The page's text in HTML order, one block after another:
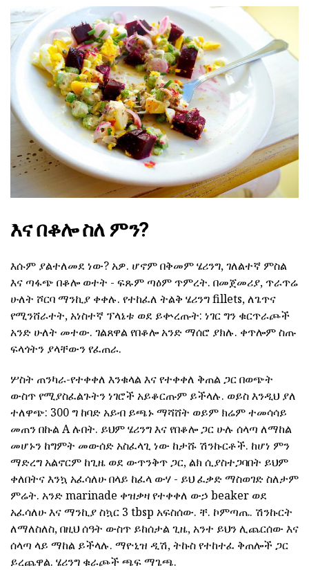
እና በቆሎ ስለ ምን?
እሱም ያልተለመደ ነው? አዎ. ሆኖም በቅመም ሄሪንግ, ገለልተኛ ምስል
እና ጣፋጭ በቆሎ ወተት - ፍጹም ጣዕም ጥምረት. በመጀመሪያ, ጥራጥሬ
ሁለት ሾርባ ማንኪያ ቀቀሉ. የተከፈለ ትልቅ ሄሪንግ fillets, ለጌጥና
የሚንሸራተት, አነስተኛ ፕላኔቱ ወደ ይቍረጡት: ነገር ግን ቁርጥራጮች
አንድ ሁለት መተው. ገልጸዋል የበቆሎ አንድ ማሰሮ ያክሉ. ቀጥሎም ስጡ
ፍላጎትን ያላቸውን የፈጠራ.
ሦስት ጠንካራ-የተቀቀለ እንቁላል እና የተቀቀለ ቅጠል ጋር በወጭት
ውስጥ የሚያስፈልጉትን ነገሮች አይቆርጡም ይችላሉ. ወይስ እንዲህ ያለ
ተለዋጭ: 300 ግ ከባድ አይብ ይጫኑ ማሻሸት ወይም ክሬም ተመሳሳይ
መጠን በኩል A ሉበት. ይህም ሄሪንግ እና የበቆሎ ጋር ሁሉ ሰላጣ ለማከል
መሆኑን ከግምት መውሰድ አስፈላጊ ነው ከታሹ ሽንኩርቶች. ከሆነ ምን
ማድረግ አልኖርም ከጊዜ ወደ ውጥንቅጥ ጋር, ልክ ሲያስተጋባበት ይህም
ቀለበትና እንኳ አፈሳለሁ በላይ ከፈላ ውሃ - ይህ ፈቃድ ማስወገድ ስለታም
ምሬት. አንድ marinade ቀዝቃዛ የተቀቀለ ውኃ beaker ወደ
አፈሳለሁ እና ማንኪያ ስኳር 3 tbsp አፍስሰው. ቸ. ኮምጣጤ. ሽንኩርት
ለማለስለስ, በዚህ ሰዓት ውስጥ ይከሰታል ጊዜ, አንተ ይህን ሊጨርሰው እና
ሰላጣ ላይ ማከል ይችላሉ. ማዮኒዝ ዲሽ, ትኩስ የተከተፈ ቅጠሎች ጋር
ይረጨዋል. ሄሪንግ ቁራጮች ጫፍ ማጌጫ.